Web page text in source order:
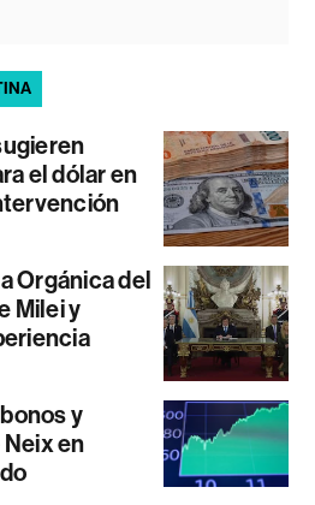
el dólar en
Orgánica del
Milei y
y
en